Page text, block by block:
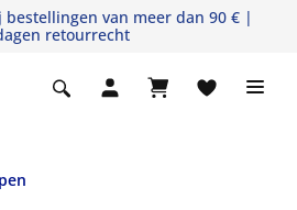
bestellingen van meer dan 90 € |
retourrecht